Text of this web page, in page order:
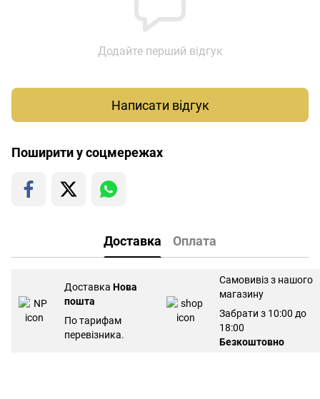
Додайте перший відгук
Написати відгук
Поширити у соцмережах
Доставка Оплата
Доставка Нова
пошта
По тарифам
перевізника.
Самовивіз з нашого
магазину
Забрати з 10:00 до
18:00
Безкоштовно